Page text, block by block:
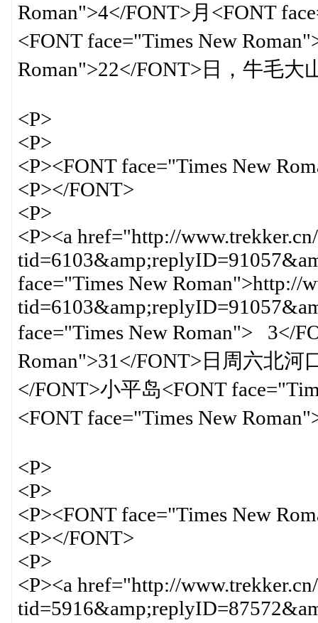
Roman">4</FONT>月<FONT
<FONT face="Times New
Roman">22</FONT>日，牛毛大
<P>
<P>
<P><FONT face="Times New
<P></FONT>
<P>
<P><a href="http://
face="Times New Roman">http://
face="Times New Roman"> 3</
Roman">31</FONT>日周六北河
</FONT>小平岛<FONT
<FONT face="Times New
<P>
<P>
<P><FONT face="Times New
<P></FONT>
<P>
<P><a href="http://